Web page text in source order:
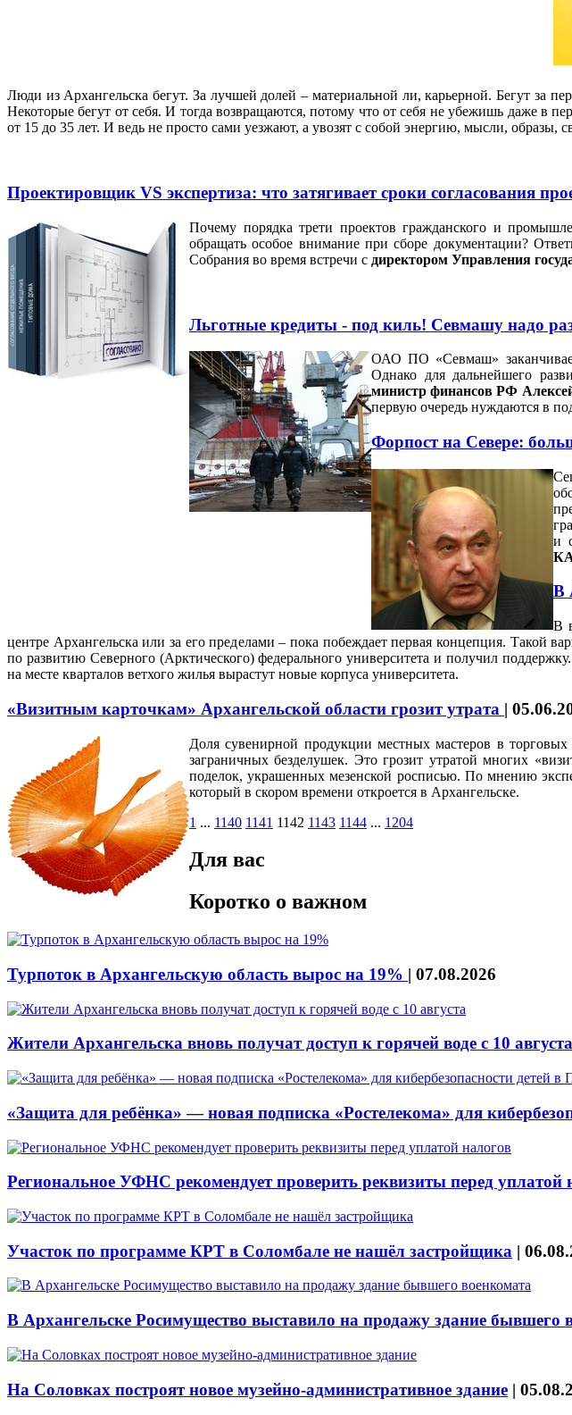
Люди из Архангельска бегут. За лучшей долей – материальной ли, карьерной. Бегут за
Некоторые бегут от себя. И тогда возвращаются, потому что от себя не убежишь даже в
от 15 до 35 лет. И ведь не просто сами уезжают, а увозят с собой энергию, мысли, образы,
Проектировщик VS экспертиза: что затягивает сроки согласования
Почему порядка трети проектов гражданского и
обращать особое внимание при сборе документации?
Собрания во время встречи с директором Управления
Льготные кредиты - под киль! Cевмашу надо
ОАО ПО «Севмаш»
Однако для дальнейшего
министр финансов РФ
первую очередь нуждаются в
Форпост на Севере:
и
В
В
центре Архангельска или за его пределами – пока побеждает первая концепция. Такой
по развитию Северного (Арктического) федерального университета и получил
на месте кварталов ветхого жилья вырастут новые корпуса университета.
«Визитным карточкам» Архангельской области грозит утрата |
Доля сувенирной продукции местных мастеров в
заграничных безделушек. Это грозит утратой многих
поделок, украшенных мезенской росписью. По мнению
который в скором времени откроется в Архангельске.
1 ... 1140 1141 1142 1143 1144 ... 1204
Для вас
Коротко о важном
Турпоток в Архангельскую область вырос на 19% | 07.08.2026
Жители Архангельска вновь получат доступ к горячей воде с 10 августа
«Защита для ребёнка» — новая подписка «Ростелекома» для
Региональное УФНС рекомендует проверить реквизиты перед уплатой
Участок по программе КРТ в Соломбале не нашёл застройщика |
В Архангельске Росимущество выставило на продажу здание бывшего
На Соловках построят новое музейно-административное здание |